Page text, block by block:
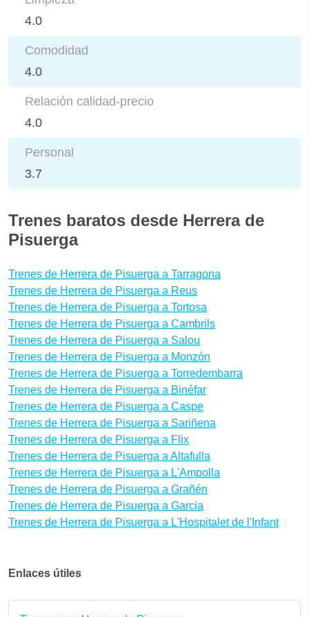
4.0
Comodidad
4.0
Relación calidad-precio
4.0
Personal
3.7
Trenes baratos desde Herrera de
Pisuerga
Trenes de Herrera de Pisuerga a Tarragona
Trenes de Herrera de Pisuerga a Reus
Trenes de Herrera de Pisuerga a Tortosa
Trenes de Herrera de Pisuerga a Cambrils
Trenes de Herrera de Pisuerga a Salou
Trenes de Herrera de Pisuerga a Monzón
Trenes de Herrera de Pisuerga a Torredembarra
Trenes de Herrera de Pisuerga a Binéfar
Trenes de Herrera de Pisuerga a Caspe
Trenes de Herrera de Pisuerga a Sariñena
Trenes de Herrera de Pisuerga a Flix
Trenes de Herrera de Pisuerga a Altafulla
Trenes de Herrera de Pisuerga a L'Ampolla
Trenes de Herrera de Pisuerga a Grañén
Trenes de Herrera de Pisuerga a Garcia
Trenes de Herrera de Pisuerga a L'Hospitalet de l'Infant
Enlaces útiles